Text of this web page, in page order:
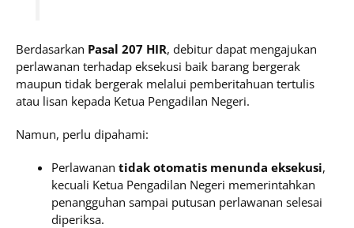
Berdasarkan Pasal 207 HIR, debitur dapat mengajukan
perlawanan terhadap eksekusi baik barang bergerak
maupun tidak bergerak melalui pemberitahuan tertulis
atau lisan kepada Ketua Pengadilan Negeri.
Namun, perlu dipahami:
Perlawanan tidak otomatis menunda eksekusi,
kecuali Ketua Pengadilan Negeri memerintahkan
penangguhan sampai putusan perlawanan selesai
diperiksa.